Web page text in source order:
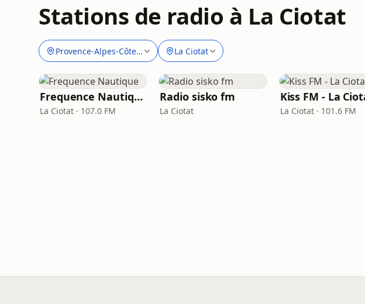
Stations de radio à La Ciotat
Provence-Alpes-Côte d'Azur La Ciotat
Frequence Nautique
La Ciotat · 107.0 FM
Radio sisko fm
La Ciotat
Kiss FM - La
La Ciotat · 101.6 FM